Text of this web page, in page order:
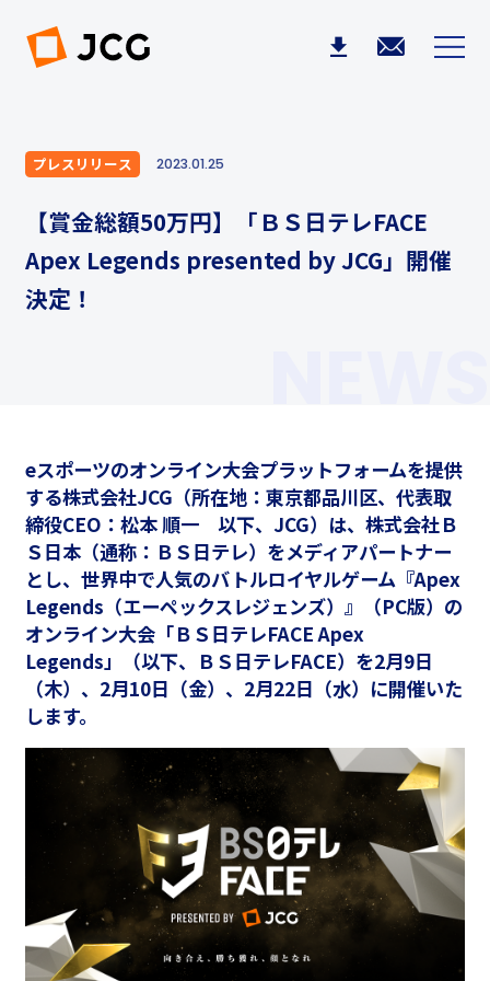
プレスリリース 2023.01.25
【賞金総額50万円】「ＢＳ日テレFACE
Apex Legends presented by JCG」開催
決定！
eスポーツのオンライン大会プラットフォームを提供
する株式会社JCG（所在地：東京都品川区、代表取
締役CEO：松本 順一 以下、JCG）は、株式会社Ｂ
Ｓ日本（通称：ＢＳ日テレ）をメディアパートナー
とし、世界中で人気のバトルロイヤルゲーム『Apex
Legends（エーペックスレジェンズ）』（PC版）の
オンライン大会「ＢＳ日テレFACE Apex
Legends」（以下、ＢＳ日テレFACE）を2月9日
（木）、2月10日（金）、2月22日（水）に開催いた
します。